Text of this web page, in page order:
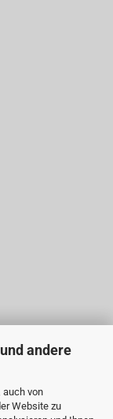
andere
auch von
Website zu